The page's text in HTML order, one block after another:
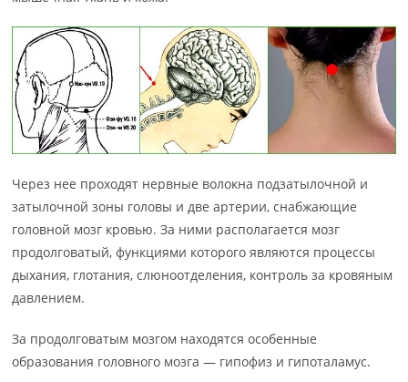
Через нее проходят нервные волокна подзатылочной и
затылочной зоны головы и две артерии, снабжающие
головной мозг кровью. За ними располагается мозг
продолговатый, функциями которого являются процессы
дыхания, глотания, слюноотделения, контроль за кровяным
давлением.
За продолговатым мозгом находятся особенные
образования головного мозга — гипофиз и гипоталамус.